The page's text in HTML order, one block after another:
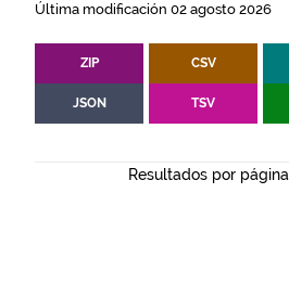
Última modificación 02 agosto 2026
ZIP CSV
JSON TSV
Resultados por página